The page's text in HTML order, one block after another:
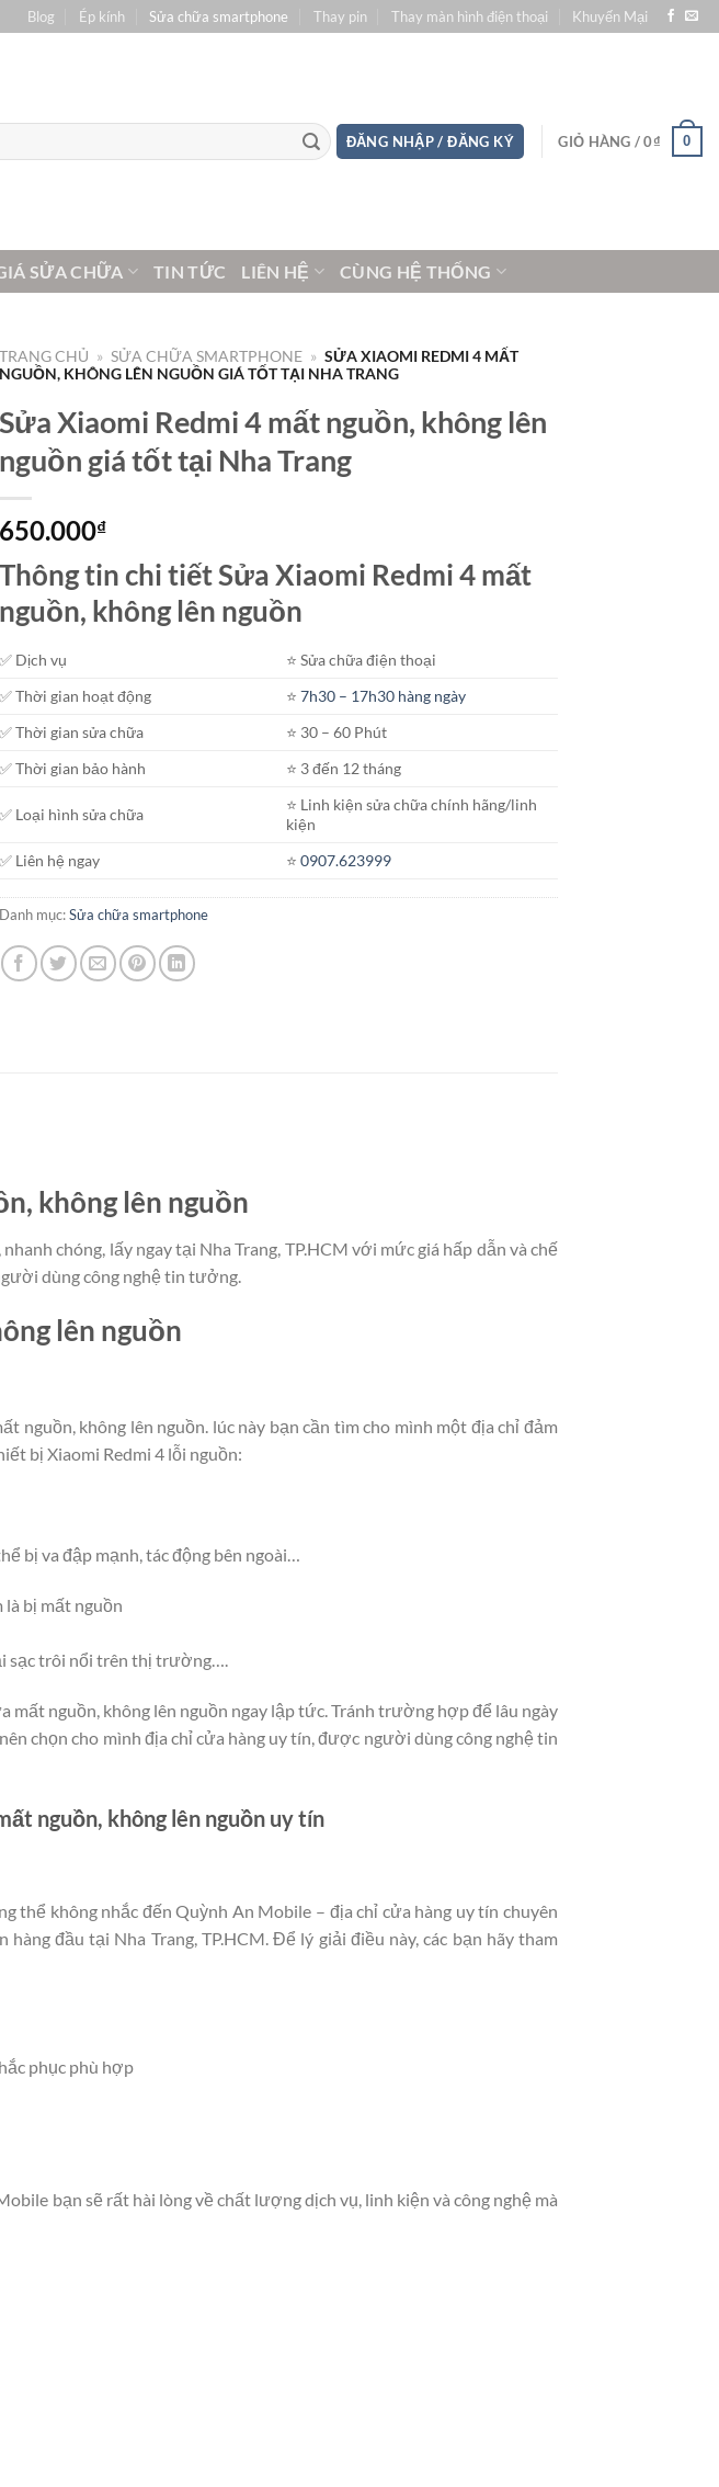
Blog Ép kính Sửa chữa smartphone Thay pin Thay màn hình điện thoại Khuyến Mại
ĐĂNG NHẬP / ĐĂNG KÝ GIỎ HÀNG /0₫ 0
SỬA CHỮA TIN TỨC LIÊN HỆ CÙNG HỆ THỐNG
TRANG CHỦ » SỬA CHỮA SMARTPHONE » SỬA XIAOMI REDMI 4 MẤT
NGUỒN, KHÔNG LÊN NGUỒN GIÁ TỐT TẠI NHA TRANG
Sửa Xiaomi Redmi 4 mất nguồn, không lên
nguồn giá tốt tại Nha Trang
650.000₫
Thông tin chi tiết Sửa Xiaomi Redmi 4 mất
nguồn, không lên nguồn
✅ Dịch vụ
⭐️ Sửa chữa điện thoại
✅ Thời gian hoạt động
⭐️7h30 – 17h30 hàng ngày
✅ Thời gian sửa chữa
⭐️ 30 – 60 Phút
✅ Thời gian bảo hành
⭐️ 3 đến 12 tháng
✅ Loại hình sửa chữa
⭐️ Linh kiện sửa chữa chính hãng/linh
kiện
✅ Liên hệ ngay
⭐️0907.623999
Danh mục:Sửa chữa smartphone
không lên nguồn
chóng, lấy ngay tại Nha Trang, TP.HCM với mức giá hấp dẫn và chế
dùng công nghệ tin tưởng.
lên nguồn
không lên nguồn. lúc này bạn cần tìm cho mình một địa chỉ đảm
bị Xiaomi Redmi 4 lỗi nguồn:
bị va đập mạnh, tác động bên ngoài…
là bị mất nguồn
sạc trôi nổi trên thị trường….
mất nguồn, không lên nguồn ngay lập tức. Tránh trường hợp để lâu ngày
chọn cho mình địa chỉ cửa hàng uy tín, được người dùng công nghệ tin
nguồn, không lên nguồn uy tín
thể không nhắc đến Quỳnh An Mobile – địa chỉ cửa hàng uy tín chuyên
đầu tại Nha Trang, TP.HCM. Để lý giải điều này, các bạn hãy tham
phục phù hợp
bạn sẽ rất hài lòng về chất lượng dịch vụ, linh kiện và công nghệ mà